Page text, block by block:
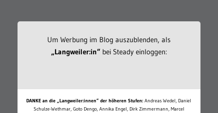
Um Werbung im Blog auszublenden, als
„Langweiler:in“bei Steady einloggen:
DANKE an die „Langweiler:innen“ der höheren Stufen: Andreas Wedel, Daniel
Schulze-Wethmar, Goto Dengo, Annika Engel, Dirk Zimmermann, Marcel